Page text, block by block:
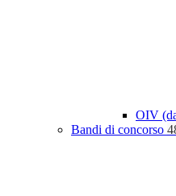
OIV
Bandi di concorso